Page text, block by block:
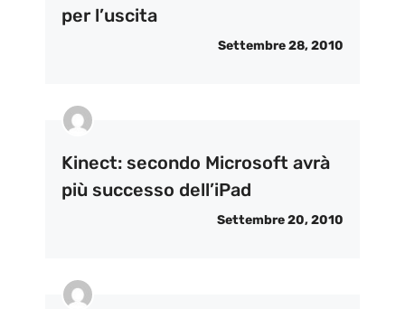
per l’uscita
Settembre 28, 2010
Kinect: secondo Microsoft avrà
più successo dell’iPad
Settembre 20, 2010